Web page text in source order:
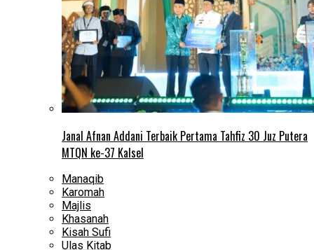
Janal Afnan Addani Terbaik Pertama Tahfiz 30 Juz Putera
MTQN ke-37 Kalsel
Manaqib
Karomah
Majlis
Khasanah
Kisah Sufi
Ulas Kitab